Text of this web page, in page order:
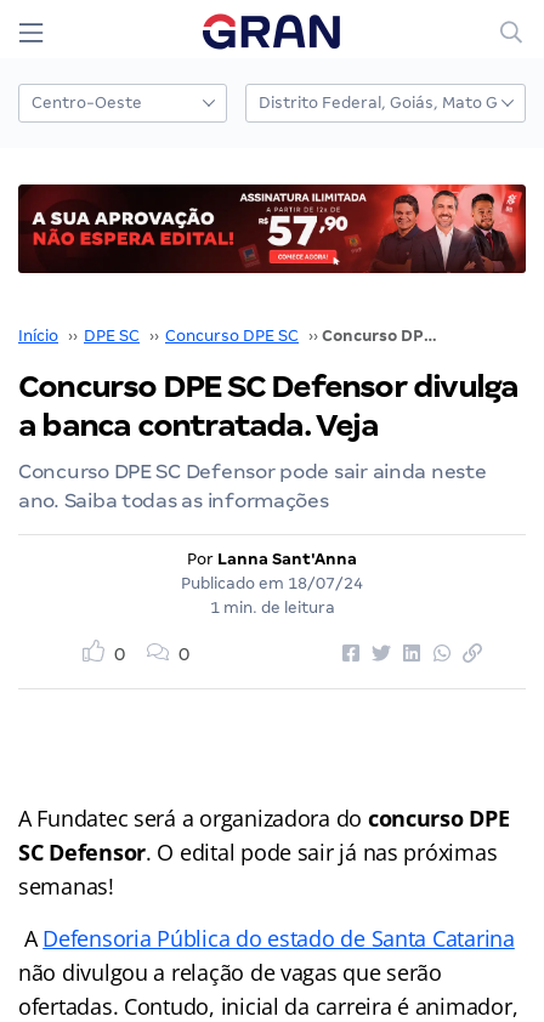
Início ›› DPE SC ›› Concurso DPE SC ›› Concurso DPE SC Defensor divulga a banca contratada. Veja
Concurso DPE SC Defensor divulga
a banca contratada. Veja
Concurso DPE SC Defensor pode sair ainda neste
ano. Saiba todas as informações
Por Lanna Sant'Anna
Publicado em 18/07/24
1 min. de leitura
0 0
A Fundatec será a organizadora do concurso DPE
SC Defensor. O edital pode sair já nas próximas
semanas!
ADefensoria Pública do estado de Santa Catarina
não divulgou a relação de vagas que serão
ofertadas. Contudo, inicial da carreira é animador,